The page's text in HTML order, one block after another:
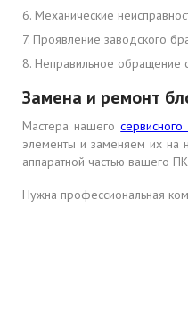
Механические
Проявление заводского
Неправильное обращение
Замена и ремонт
Мастера нашегосервисного
элементы и заменяем их на
аппаратной частью вашего
Нужна профессиональная